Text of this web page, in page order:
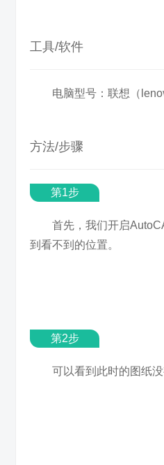
工具/软件
电脑型号：联想（
方法/步骤
第1步
首先，我们开启
到看不到的位置。
第2步
可以看到此时的图纸